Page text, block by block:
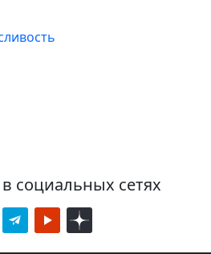
социальных сетях